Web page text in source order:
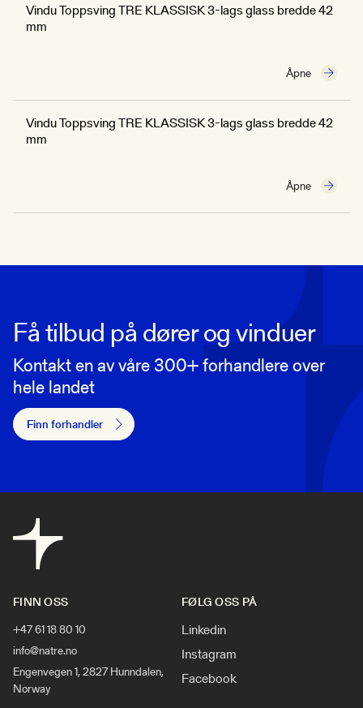
Vindu Toppsving TRE KLASSISK 3-lags glass bredde 42
mm
Åpne
Vindu Toppsving TRE KLASSISK 3-lags glass bredde 42
mm
Åpne
Få tilbud på dører og vinduer
Kontakt en av våre 300+ forhandlere over
hele landet
Finn forhandler
FINN OSS
+47 61 18 80 10
info@natre.no
Engenvegen 1, 2827 Hunndalen,
Norway
FØLG OSS PÅ
Linkedin
Instagram
Facebook